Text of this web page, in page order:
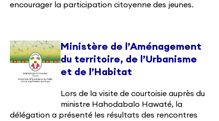
encourager la participation citoyenne des jeunes.
Ministère de l’Aménagement
du territoire, de l’Urbanisme
et de l’Habitat
Lors de la visite de courtoisie auprès du
ministre Hahodabalo Hawaté, la
délégation a présenté les résultats des rencontres